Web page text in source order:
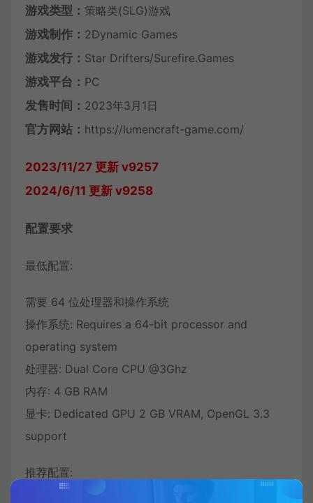
游戏类型： 策略类(SLG)游戏
游戏制作： 2Dynamic Games
游戏发行： Star Drifters/Surefire.Games
游戏平台： PC
发售时间： 2023年3月1日
官方网站： https://lumencraft-game.com/
2023/11/27 更新 v9257
2024/6/11 更新 v9258
配置要求
最低配置:
需要 64 位处理器和操作系统
操作系统: Requires a 64-bit processor and
operating system
处理器: Dual Core CPU @3Ghz
内存: 4 GB RAM
显卡: Dedicated GPU 2 GB VRAM, OpenGL 3.3
support
推荐配置: